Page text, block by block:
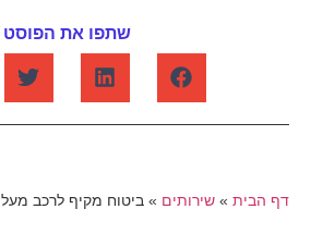
שתפו את הפוסט
דף הבית» שירותים» ביטוח מקיף לרכב מעל 10 שנים